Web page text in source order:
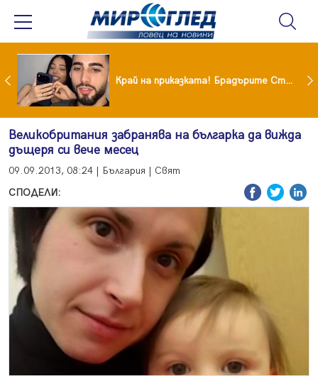
Коцето удари джакпота! Държавата му плаща 95 000 евро Край на приказката! Брадърите Стефан и Сияна се разделиха с гръм и трясък
Великобритания забранява на българка да вижда
дъщеря си вече месец
09.09.2013, 08:24 | България | Свят
СПОДЕЛИ: